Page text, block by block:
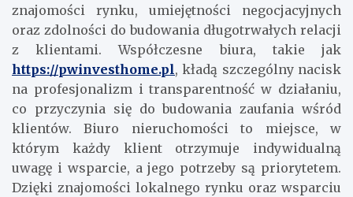
znajomości rynku, umiejętności negocjacyjnych
oraz zdolności do budowania długotrwałych relacji
z klientami. Współczesne biura, takie jak
https://pwinvesthome.pl, kładą szczególny nacisk
na profesjonalizm i transparentność w działaniu,
co przyczynia się do budowania zaufania wśród
klientów. Biuro nieruchomości to miejsce, w
którym każdy klient otrzymuje indywidualną
uwagę i wsparcie, a jego potrzeby są priorytetem.
Dzięki znajomości lokalnego rynku oraz wsparciu